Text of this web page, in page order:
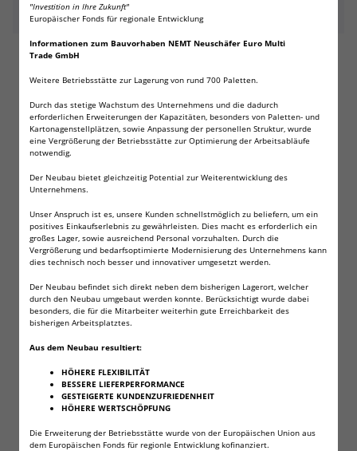
"Investition in Ihre Zukunft"
Europäischer Fonds für regionale Entwicklung
Informationen zum Bauvorhaben NEMT Neuschäfer Euro Multi
Trade GmbH
Weitere Betriebsstätte zur Lagerung von rund 700 Paletten.
Durch das stetige Wachstum des Unternehmens und die dadurch
erforderlichen Erweiterungen der Kapazitäten, besonders von Paletten- und
Kartonagenstellplätzen, sowie Anpassung der personellen Struktur, wurde
eine Vergrößerung der Betriebsstätte zur Optimierung der Arbeitsabläufe
notwendig.
Der Neubau bietet gleichzeitig Potential zur Weiterentwicklung des
Unternehmens.
Unser Anspruch ist es, unsere Kunden schnellstmöglich zu beliefern, um ein
positives Einkaufserlebnis zu gewährleisten. Dies macht es erforderlich ein
großes Lager, sowie ausreichend Personal vorzuhalten. Durch die
Vergrößerung und bedarfsoptimierte Modernisierung des Unternehmens kann
dies technisch noch besser und innovativer umgesetzt werden.
Der Neubau befindet sich direkt neben dem bisherigen Lagerort, welcher
durch den Neubau umgebaut werden konnte. Berücksichtigt wurde dabei
besonders, die für die Mitarbeiter weiterhin gute Erreichbarkeit des
bisherigen Arbeitsplatztes.
Aus dem Neubau resultiert:
HÖHERE FLEXIBILITÄT
BESSERE LIEFERPERFORMANCE
GESTEIGERTE KUNDENZUFRIEDENHEIT
HÖHERE WERTSCHÖPFUNG
Die Erweiterung der Betriebsstätte wurde von der Europäischen Union aus
dem Europäischen Fonds für regionle Entwicklung kofinanziert.
Beschreibung
75 x Lithium Knopfzellen CR2032 der Marke
Wilhelm
Bei den Batterien handelt es sich um Knopfzellen der
Marke Wilhelm. Die Batterien werden in industrieller
Großverpackung geliefert, sind jedoch
Größe: CR2032
Lithium Knopfzelle
Höhe: 3,2mm
Spannung: 3V
Alternative Bezeichnungen für die Größe: CR-
6032, LM2032, ECR2032, DL2032, BR2032